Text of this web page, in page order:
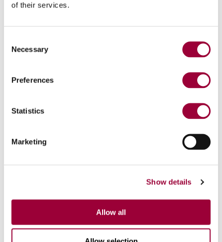
of their services.
Selection
Necessary
Preferences
Statistics
Marketing
Show details
Allow all
Genesi E1 A K40